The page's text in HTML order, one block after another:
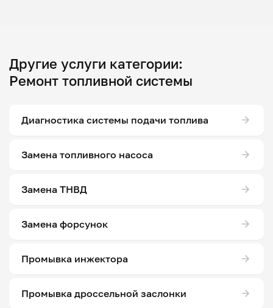
Другие услуги категории:
Ремонт топливной системы
Диагностика системы подачи топлива
Замена топливного насоса
Замена ТНВД
Замена форсунок
Промывка инжектора
Промывка дроссельной заслонки